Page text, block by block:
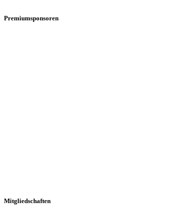
Premiumsponsoren
Mitgliedschaften